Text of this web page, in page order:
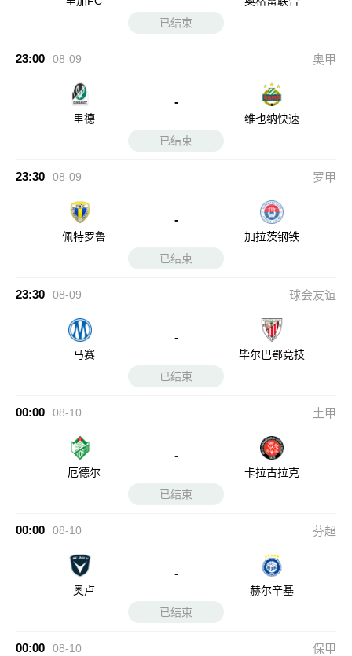
已结束
23:00 08-09 奥甲
里德
-
维也纳快速
已结束
23:30 08-09 罗甲
佩特罗鲁
-
加拉茨钢铁
已结束
23:30 08-09 球会友谊
马赛
-
毕尔巴鄂竞技
已结束
00:00 08-10 土甲
厄德尔
-
卡拉古拉克
已结束
00:00 08-10 芬超
奥卢
-
赫尔辛基
已结束
00:00 08-10 保甲